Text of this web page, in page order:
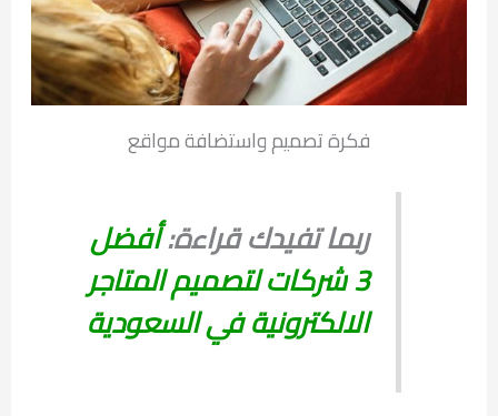
فكرة تصميم واستضافة مواقع
ربما تفيدك قراءة:أفضل
3 شركات لتصميم المتاجر
الالكترونية في السعودية